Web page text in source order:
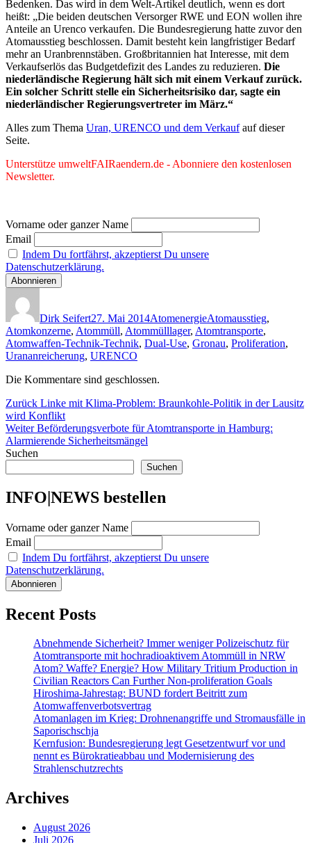
Bedenken. Das wird in dem Welt-Artikel deutlich, wenn es dort
heißt: „Die beiden deutschen Versorger RWE und EON wollen ihre
Anteile an Urenco verkaufen. Die Bundesregierung hatte zuvor den
Atomausstieg beschlossen. Damit besteht kein langfristiger Bedarf
mehr an Uranbrennstäben. Großbritannien hat Interesse, mit dem
Verkaufserlös das Budgetdefizit des Landes zu reduzieren. Die
niederländische Regierung hält sich mit einem Verkauf zurück.
Ein solcher Schritt stelle ein Sicherheitsrisiko dar, sagte ein
niederländischer Regierungsvertreter im März.“
Alles zum Thema Uran, URENCO und dem Verkaufauf dieser
Seite.
Unterstütze umweltFAIRaendern.de - Abonniere den kostenlosen
Newsletter.
Vorname oder ganzer Name
Email
Indem Du fortfährst, akzeptierst Du unsere
Datenschutzerklärung.
Dirk Seifert27. Mai 2014AtomenergieAtomausstieg,
Atomkonzerne, Atommüll, Atommülllager, Atomtransporte,
Atomwaffen-Technik-Technik, Dual-Use, Gronau, Proliferation,
Urananreicherung, URENCO
Die Kommentare sind geschlossen.
Beitragsnavigation
Zurück Vorheriger
Beitrag:
Linke mit Klima-Problem: Braunkohle-Politik in der Lausitz
wird Konflikt
Weiter Nächster
Beitrag:
Beförderungsverbote für Atomtransporte in Hamburg:
Alarmierende Sicherheitsmängel
Suchen
Suchen
INFO|NEWS bestellen
Vorname oder ganzer Name
Email
Indem Du fortfährst, akzeptierst Du unsere
Datenschutzerklärung.
Recent Posts
Abnehmende Sicherheit? Immer weniger Polizeischutz für
Atomtransporte mit hochradioaktivem Atommüll in NRW
Atom? Waffe? Energie? How Military Tritium Production in
Civilian Reactors Can Further Non-proliferation Goals
Hiroshima-Jahrestag: BUND fordert Beitritt zum
Atomwaffenverbotsvertrag
Atomanlagen im Krieg: Drohnenangriffe und Stromausfälle in
Saporischschja
Kernfusion: Bundesregierung legt Gesetzentwurf vor und
nennt es Bürokratieabbau und Modernisierung des
Strahlenschutzrechts
Archives
August 2026
Juli 2026